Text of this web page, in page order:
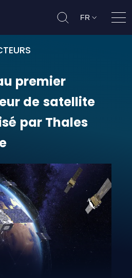
FR
premier
premier
de satellite
par Thales